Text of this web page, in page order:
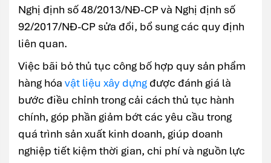
Nghị định số 48/2013/NĐ-CP và Nghị định số
92/2017/NĐ-CP sửa đổi, bổ sung các quy định
liên quan.
Việc bãi bỏ thủ tục công bố hợp quy sản phẩm
hàng hóa vật liệu xây dựng được đánh giá là
bước điều chỉnh trong cải cách thủ tục hành
chính, góp phần giảm bớt các yêu cầu trong
quá trình sản xuất kinh doanh, giúp doanh
nghiệp tiết kiệm thời gian, chi phí và nguồn lực